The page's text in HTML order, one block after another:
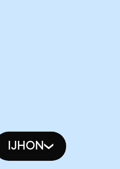
IJHON